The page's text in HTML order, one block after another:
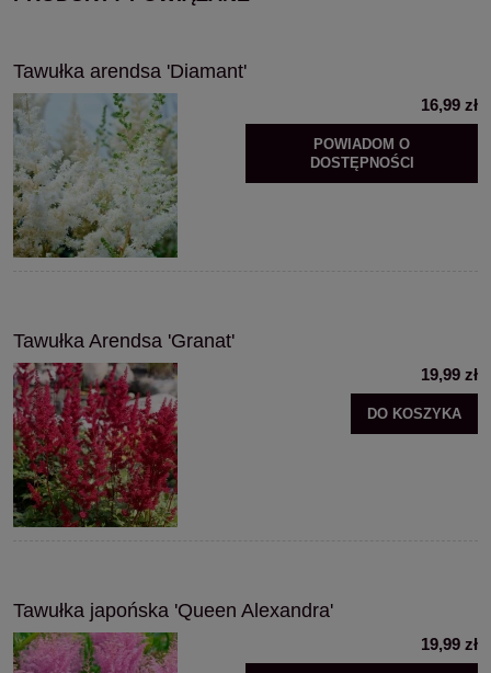
Tawułka arendsa 'Diamant'
16,99 zł
POWIADOM O
DOSTĘPNOŚCI
Tawułka Arendsa 'Granat'
19,99 zł
DO KOSZYKA
Tawułka japońska 'Queen Alexandra'
19,99 zł